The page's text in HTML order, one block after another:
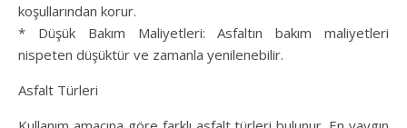
koşullarından korur.
* Düşük Bakım Maliyetleri: Asfaltın bakım maliyetleri
nispeten düşüktür ve zamanla yenilenebilir.
Asfalt Türleri